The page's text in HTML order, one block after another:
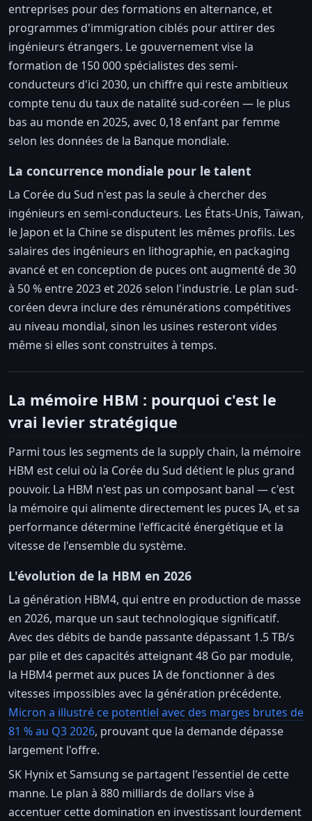
entreprises pour des formations en alternance, et
programmes d'immigration ciblés pour attirer des
ingénieurs étrangers. Le gouvernement vise la
formation de 150 000 spécialistes des semi-
conducteurs d'ici 2030, un chiffre qui reste ambitieux
compte tenu du taux de natalité sud-coréen — le plus
bas au monde en 2025, avec 0,18 enfant par femme
selon les données de la Banque mondiale.
La concurrence mondiale pour le talent
La Corée du Sud n'est pas la seule à chercher des
ingénieurs en semi-conducteurs. Les États-Unis, Taïwan,
le Japon et la Chine se disputent les mêmes profils. Les
salaires des ingénieurs en lithographie, en packaging
avancé et en conception de puces ont augmenté de 30
à 50 % entre 2023 et 2026 selon l'industrie. Le plan sud-
coréen devra inclure des rémunérations compétitives
au niveau mondial, sinon les usines resteront vides
même si elles sont construites à temps.
La mémoire HBM : pourquoi c'est le
vrai levier stratégique
Parmi tous les segments de la supply chain, la mémoire
HBM est celui où la Corée du Sud détient le plus grand
pouvoir. La HBM n'est pas un composant banal — c'est
la mémoire qui alimente directement les puces IA, et sa
performance détermine l'efficacité énergétique et la
vitesse de l'ensemble du système.
L'évolution de la HBM en 2026
La génération HBM4, qui entre en production de masse
en 2026, marque un saut technologique significatif.
Avec des débits de bande passante dépassant 1.5 TB/s
par pile et des capacités atteignant 48 Go par module,
la HBM4 permet aux puces IA de fonctionner à des
vitesses impossibles avec la génération précédente.
Micron a illustré ce potentiel avec des marges brutes de
81 % au Q3 2026, prouvant que la demande dépasse
largement l'offre.
SK Hynix et Samsung se partagent l'essentiel de cette
manne. Le plan à 880 milliards de dollars vise à
accentuer cette domination en investissant lourdement